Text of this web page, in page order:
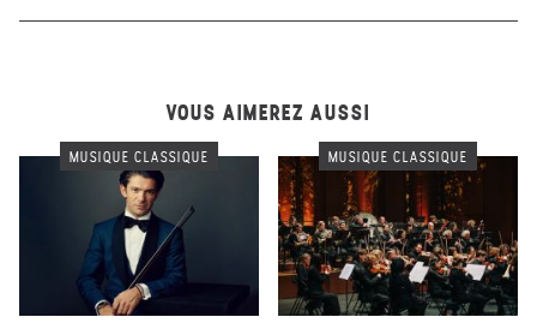
VOUS AIMEREZ AUSSI
MUSIQUE CLASSIQUE MUSIQUE CLASSIQUE